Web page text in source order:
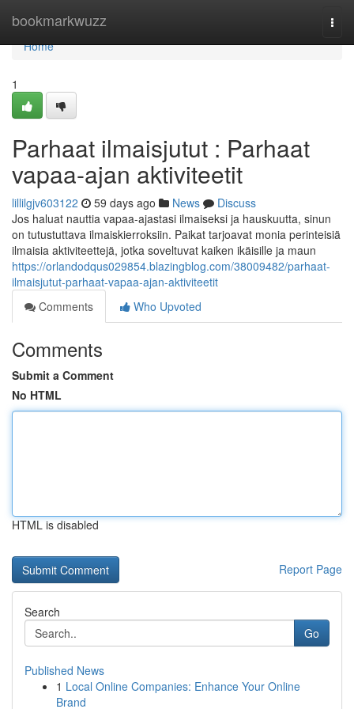
bookmarkwuzz
Home
Home
1
Parhaat ilmaisjutut : Parhaat
vapaa-ajan aktiviteetit
lillilgjv603122 59 days ago News
Discuss
Jos haluat nauttia vapaa-ajastasi ilmaiseksi ja hauskuutta, sinun
on tutustuttava ilmaiskierroksiin. Paikat tarjoavat monia perinteisiä
ilmaisia aktiviteettejä, jotka soveltuvat kaiken ikäisille ja maun
https://orlandodqus029854.blazingblog.com/38009482/parhaat-
ilmaisjutut-parhaat-vapaa-ajan-aktiviteetit
Comments
Who Upvoted
Comments
Submit a Comment
No HTML
HTML is disabled
Report Page
Search
Go
Published News
1 Local Online Companies: Enhance Your Online
Brand